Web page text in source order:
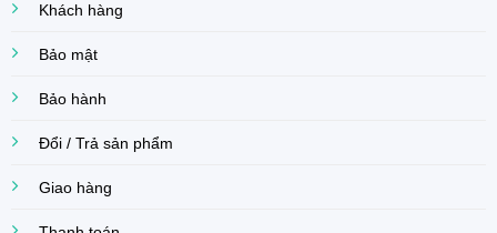
Khách hàng
Bảo mật
Bảo hành
Đổi / Trả sản phẩm
Giao hàng